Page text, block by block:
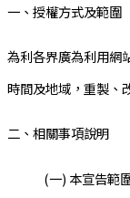
一、授權方式及範圍
為利各界廣為利用網
時間及地域，重製、
二、相關事項說明
(一) 本宣告範